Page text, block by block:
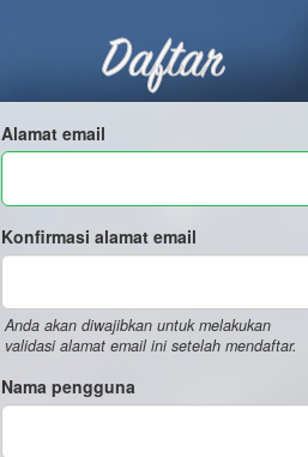
Daftar
Alamat email
Konfirmasi alamat email
Anda akan diwajibkan untuk melakukan
validasi alamat email ini setelah mendaftar.
Nama pengguna